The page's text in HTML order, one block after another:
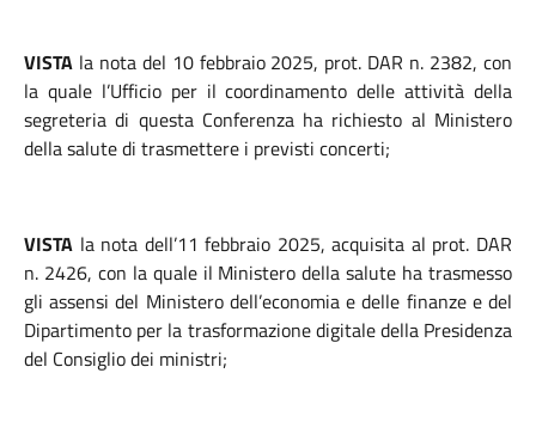
VISTA la nota del 10 febbraio 2025, prot. DAR n. 2382, con
la quale l’Ufficio per il coordinamento delle attività della
segreteria di questa Conferenza ha richiesto al Ministero
della salute di trasmettere i previsti concerti;
VISTA la nota dell’11 febbraio 2025, acquisita al prot. DAR
n. 2426, con la quale il Ministero della salute ha trasmesso
gli assensi del Ministero dell’economia e delle finanze e del
Dipartimento per la trasformazione digitale della Presidenza
del Consiglio dei ministri;